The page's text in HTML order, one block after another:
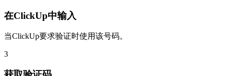
在ClickUp中输入
当ClickUp要求验证时使用该号码。
3